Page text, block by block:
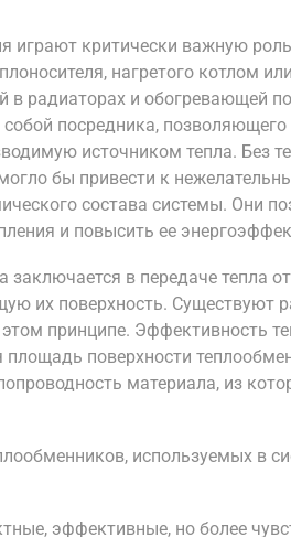
играют критически важную
нагретого котлом
в радиаторах и обогревающей
посредника, позволяющего
источником тепла. Без
бы привести к
состава системы. Они
и повысить ее
в передаче тепла
их поверхность. Существуют
принципе. Эффективность
поверхности
материала, из
используемых в
эффективные, но более